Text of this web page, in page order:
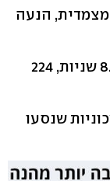
מצמדית, הנעה
8.7 שניות, 224
שנסעו